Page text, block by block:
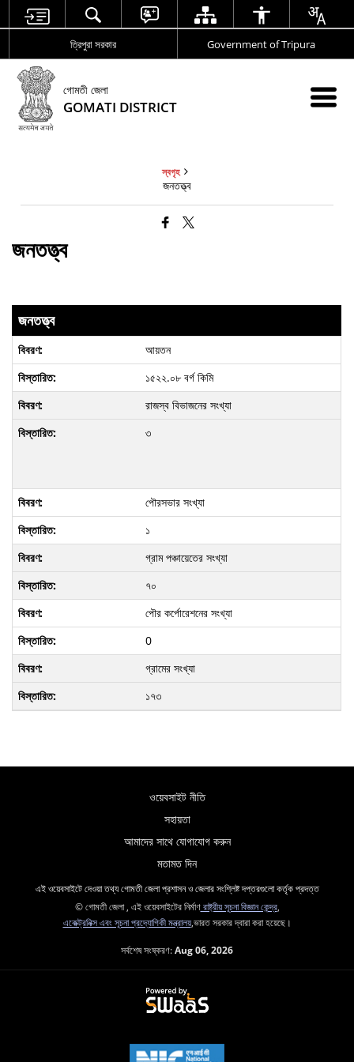
ত্রিপুরা সরকার Government of Tripura
গোমতী জেলা
GOMATI DISTRICT
স্বগৃহ
জনতত্ত্ব
জনতত্ত্ব
জনতত্ত্ব
আয়তন
১৫২২.০৮ বর্গ কিমি
রাজস্ব বিভাজনের সংখ্যা
৩
পৌরসভার সংখ্যা
১
গ্রাম পঞ্চায়েতের সংখ্যা
৭০
পৌর কর্পোরেশনের সংখ্যা
0
গ্রামের সংখ্যা
১৭৩
ওয়েবসাইট নীতি
সহায়তা
আমাদের সাথে যোগাযোগ করুন
মতামত দিন
এই ওয়েবসাইটে দেওয়া তথ্য গোমতী জেলা প্রশাসন ও জেলার সংশ্লিষ্ট দপ্তরগুলো কর্তৃক প্রদত্ত
© গোমতী জেলা , এই ওয়েবসাইটের নির্মাণরাষ্ট্রীয় সূচনা বিজ্ঞান কেন্দ্র,
একেক্ট্রনিক্স এবং সূচনা প্রদ্যোগিকী মন্ত্রালয়,ভারত সরকার দ্বারা করা হয়েছে।
সর্বশেষ সংষ্করণ:Aug 06, 2026